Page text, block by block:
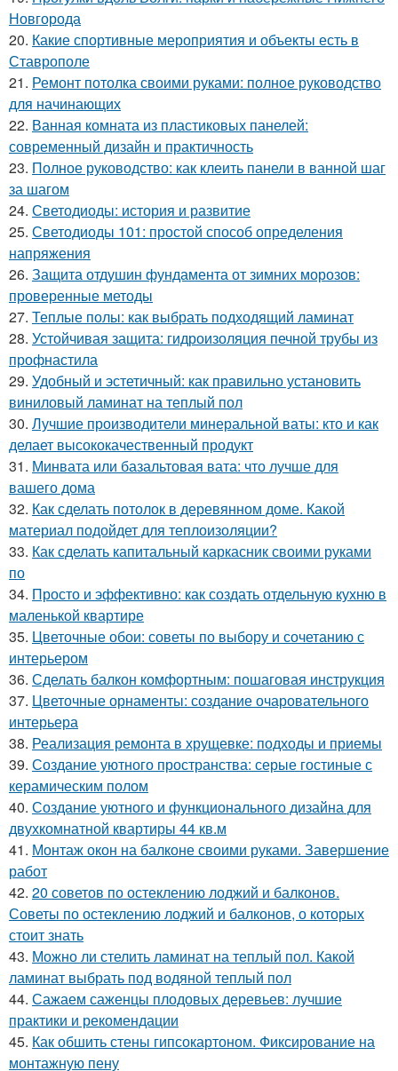
Новгорода
20. Какие спортивные мероприятия и объекты есть в
Ставрополе
21. Ремонт потолка своими руками: полное руководство
для начинающих
22. Ванная комната из пластиковых панелей:
современный дизайн и практичность
23. Полное руководство: как клеить панели в ванной шаг
за шагом
24. Светодиоды: история и развитие
25. Светодиоды 101: простой способ определения
напряжения
26. Защита отдушин фундамента от зимних морозов:
проверенные методы
27. Теплые полы: как выбрать подходящий ламинат
28. Устойчивая защита: гидроизоляция печной трубы из
профнастила
29. Удобный и эстетичный: как правильно установить
виниловый ламинат на теплый пол
30. Лучшие производители минеральной ваты: кто и как
делает высококачественный продукт
31. Минвата или базальтовая вата: что лучше для
вашего дома
32. Как сделать потолок в деревянном доме. Какой
материал подойдет для теплоизоляции?
33. Как сделать капитальный каркасник своими руками
по
34. Просто и эффективно: как создать отдельную кухню в
маленькой квартире
35. Цветочные обои: советы по выбору и сочетанию с
интерьером
36. Сделать балкон комфортным: пошаговая инструкция
37. Цветочные орнаменты: создание очаровательного
интерьера
38. Реализация ремонта в хрущевке: подходы и приемы
39. Создание уютного пространства: серые гостиные с
керамическим полом
40. Создание уютного и функционального дизайна для
двухкомнатной квартиры 44 кв.м
41. Монтаж окон на балконе своими руками. Завершение
работ
42. 20 советов по остеклению лоджий и балконов.
Советы по остеклению лоджий и балконов, о которых
стоит знать
43. Можно ли стелить ламинат на теплый пол. Какой
ламинат выбрать под водяной теплый пол
44. Сажаем саженцы плодовых деревьев: лучшие
практики и рекомендации
45. Как обшить стены гипсокартоном. Фиксирование на
монтажную пену